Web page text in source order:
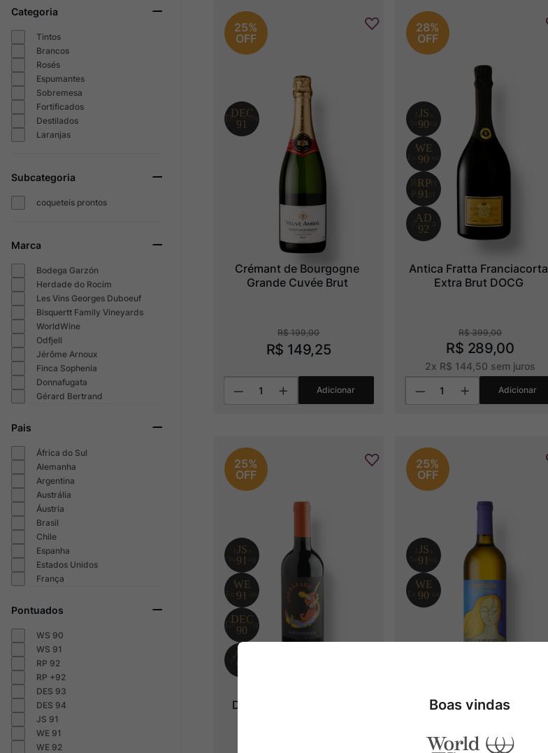
Categoria
Tintos
Brancos
Rosés
Espumantes
Sobremesa
Fortificados
Destilados
Laranjas
Subcategoria
coqueteis prontos
Marca
Bodega Garzón
Herdade do Rocim
Les Vins Georges Duboeuf
Bisquertt Family Vineyards
WorldWine
Odfjell
Jérôme Arnoux
Finca Sophenia
Donnafugata
Gérard Bertrand
Pais
África do Sul
Alemanha
Argentina
Austrália
Áustria
Brasil
Chile
Espanha
Estados Unidos
França
Pontuados
WS 90
WS 91
RP 92
RP +92
DES 93
DES 94
JS 91
WE 91
WE 92
25%
OFF
Crémant de Bourgogne
Grande Cuvée Brut
R$ 199,00
R$ 149,25
Adicionar
28%
OFF
Antica Fratta Franciacorta
Extra Brut DOCG
R$ 399,00
R$ 289,00
2x R$ 144 50 sem juros
Adicionar
25%
OFF
Donnafugata Sherazade
25%
OFF
Donnafugata Anthìlia DOC
2023
Boas vindas